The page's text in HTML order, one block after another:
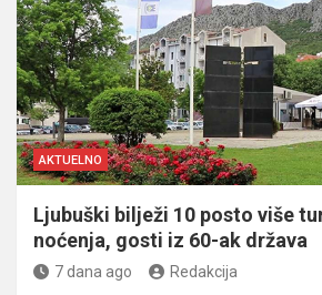
AKTUELNO
Ljubuški bilježi 10 posto više
noćenja, gosti iz 60-ak država
7 dana ago Redakcija